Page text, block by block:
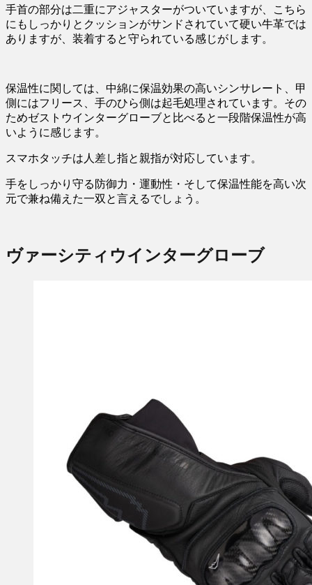
手首の部分は二重にアジャスターがついていますが、こちら
にもしっかりとクッションがサンドされていて硬い牛革では
ありますが、装着すると守られている感じがします。
保温性に関しては、中綿に保温効果の高いシンサレート、甲
側にはフリース、手のひら側は起毛処理されています。その
ためゼストウインターグローブと比べると一段階保温性が高
いように感じます。
スマホタッチは人差し指と親指が対応しています。
手をしっかり守る防御力・運動性・そして保温性能を高い次
元で兼ね備えた一双と言えるでしょう。
ヴァーシティウインターグローブ